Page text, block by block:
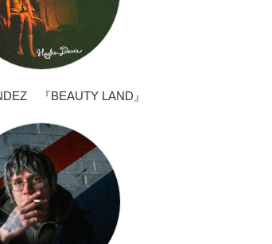
『BEAUTY LAND』